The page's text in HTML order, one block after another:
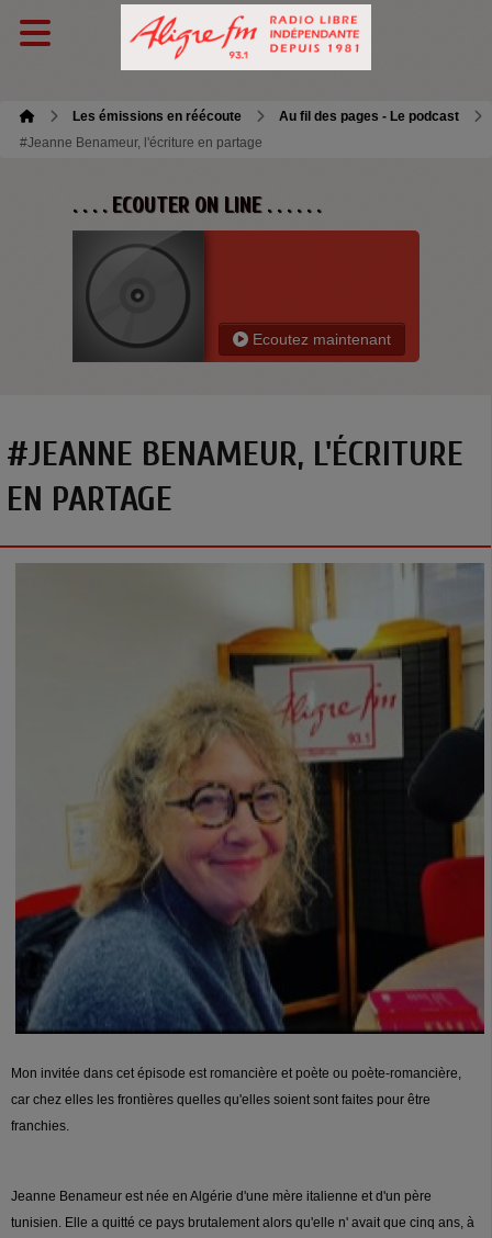
Les émissions en réécoute
Au fil des pages - Le podcast
#Jeanne Benameur, l'écriture en partage
. . . . ECOUTER ON LINE . . . . . .
Ecoutez maintenant
#JEANNE BENAMEUR, L'ÉCRITURE
EN PARTAGE
Mon invitée dans cet épisode est romancière et poète ou poète-romancière,
car chez elles les frontières quelles qu'elles soient sont faites pour être
franchies.
Jeanne Benameur est née en Algérie d'une mère italienne et d'un père
tunisien. Elle a quitté ce pays brutalement alors qu'elle n' avait que cinq ans, à